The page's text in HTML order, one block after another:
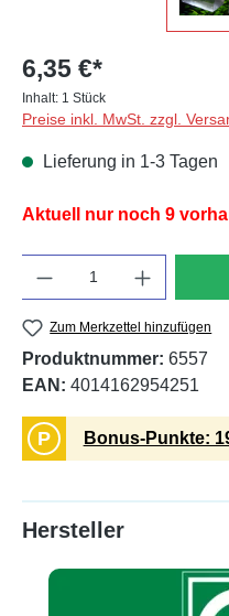
6,35 €*
Inhalt: 1 Stück
Preise inkl. MwSt. zzgl.
Lieferung in 1-3 Tagen
Aktuell nur noch 9
Zum Merkzettel hinzufügen
Produktnummer: 6557
EAN: 4014162954251
P Bonus-Punkte:
Hersteller